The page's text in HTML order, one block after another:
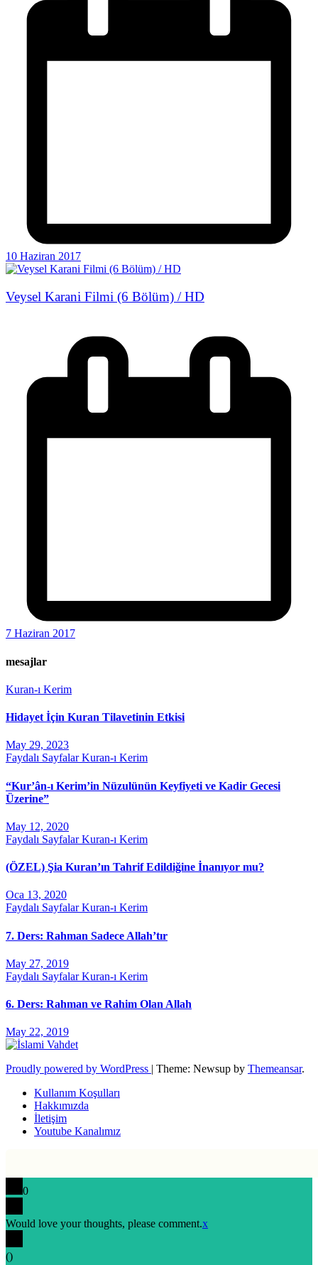
10 Haziran 2017
Veysel Karani Filmi (6 Bölüm) / HD
7 Haziran 2017
mesajlar
Kuran-ı Kerim
Hidayet İçin Kuran Tilavetinin Etkisi
May 29, 2023
Faydalı SayfalarKuran-ı Kerim
“Kur’ân-ı Kerim’in Nüzulünün Keyfiyeti ve Kadir Gecesi
Üzerine”
May 12, 2020
Faydalı SayfalarKuran-ı Kerim
(ÖZEL) Şia Kuran’ın Tahrif Edildiğine İnanıyor mu?
Oca 13, 2020
Faydalı SayfalarKuran-ı Kerim
7. Ders: Rahman Sadece Allah’tır
May 27, 2019
Faydalı SayfalarKuran-ı Kerim
6. Ders: Rahman ve Rahim Olan Allah
May 22, 2019
Proudly powered by WordPress Theme: Newsup by Themeansar.
Kullanım Koşulları
Hakkımızda
İletişim
Youtube Kanalımız
0
Would love your thoughts, please comment.x
()